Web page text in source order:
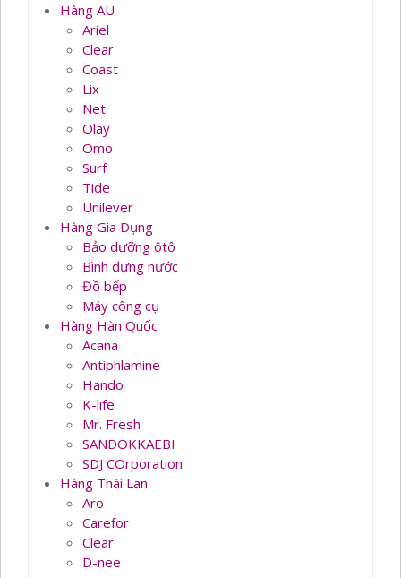
Hàng AU
Ariel
Clear
Coast
Lix
Net
Olay
Omo
Surf
Tide
Unilever
Hàng Gia Dụng
Bảo dưỡng ôtô
Bình đựng nước
Đồ bếp
Máy công cụ
Hàng Hàn Quốc
Acana
Antiphlamine
Hando
K-life
Mr. Fresh
SANDOKKAEBI
SDJ COrporation
Hàng Thái Lan
Aro
Carefor
Clear
D-nee